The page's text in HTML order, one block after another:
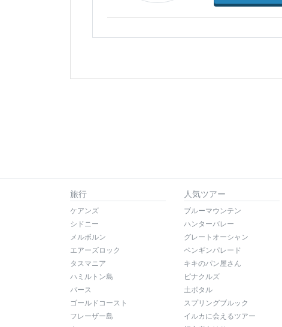
旅行
ケアンズ
シドニー
メルボルン
エアーズロック
タスマニア
ハミルトン島
パース
ゴールドコースト
フレーザー島
人気ツアー
ブルーマウンテン
ハンターバレー
グレートオーシャン
ペンギンパレード
キキのパン屋さん
ピナクルズ
土ボタル
スプリングブルック
イルカに会えるツアー